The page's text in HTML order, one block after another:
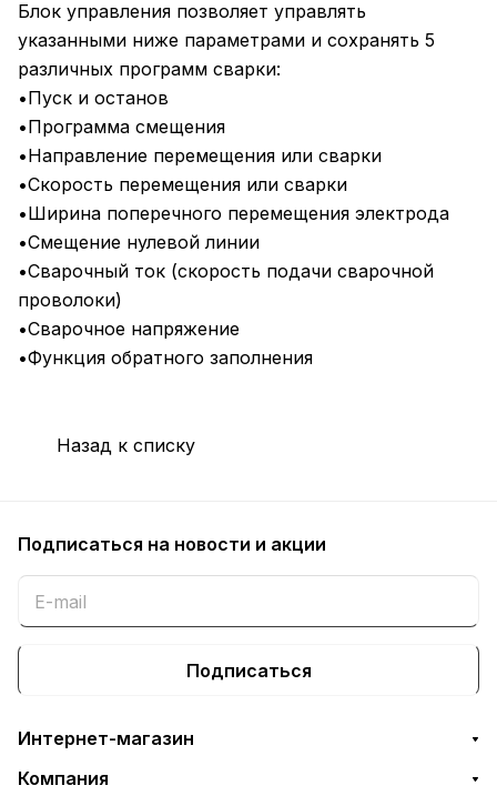
Блок управления позволяет управлять
указанными ниже параметрами и сохранять 5
различных программ сварки:
•Пуск и останов
•Программа смещения
•Направление перемещения или сварки
•Скорость перемещения или сварки
•Ширина поперечного перемещения электрода
•Смещение нулевой линии
•Сварочный ток (скорость подачи сварочной
проволоки)
•Сварочное напряжение
•Функция обратного заполнения
Назад к списку
Подписаться на новости и акции
Подписаться
Интернет-магазин
Компания